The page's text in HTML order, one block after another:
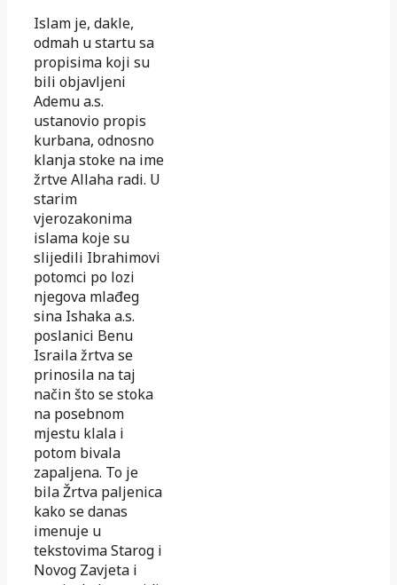
Islam je, dakle,
odmah u startu sa
propisima koji su
bili objavljeni
Ademu a.s.
ustanovio propis
kurbana, odnosno
klanja stoke na ime
žrtve Allaha radi. U
starim
vjerozakonima
islama koje su
slijedili Ibrahimovi
potomci po lozi
njegova mlađeg
sina Ishaka a.s.
poslanici Benu
Israila žrtva se
prinosila na taj
način što se stoka
na posebnom
mjestu klala i
potom bivala
zapaljena. To je
bila Žrtva paljenica
kako se danas
imenuje u
tekstovima Starog i
Novog Zavjeta i